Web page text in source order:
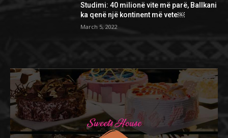
Studimi: 40 milionë vite më parë, Ballkani
ka qenë një kontinent më vete￼
March 5, 2022